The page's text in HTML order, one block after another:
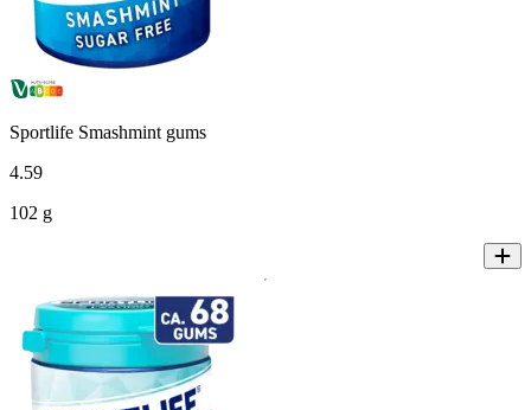
Sportlife Smashmint gums
4.59
102 g